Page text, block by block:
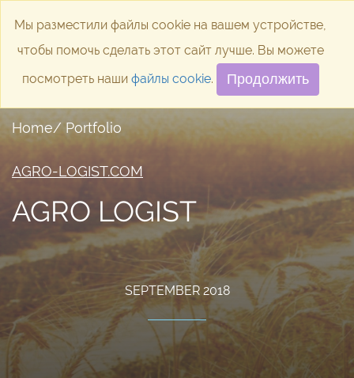
Home/ Portfolio
AGRO-LOGIST.COM
AGRO LOGIST
SEPTEMBER 2018
Мы разместили файлы cookie на вашем устройстве,
чтобы помочь сделать этот сайт лучше. Вы можете
посмотреть наши файлы cookie. Продолжить